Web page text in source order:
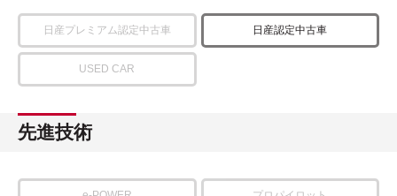
日産プレミアム認定中古車 日産認定中古車
USED CAR
先進技術